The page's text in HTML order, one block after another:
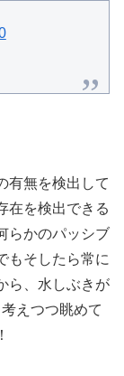
有無を検出して
在を検出できる
らかのパッシブ
もそしたら常に
ら、水しぶきが
えつつ眺めて